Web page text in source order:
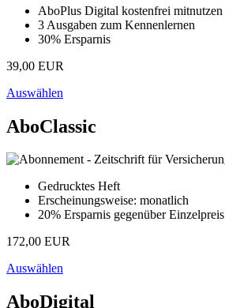
AboPlus Digital kostenfrei mitnutzen
3 Ausgaben zum Kennenlernen
30% Ersparnis
39,00 EUR
Auswählen
AboClassic
Gedrucktes Heft
Erscheinungsweise: monatlich
20% Ersparnis gegenüber Einzelpreis
172,00 EUR
Auswählen
AboDigital